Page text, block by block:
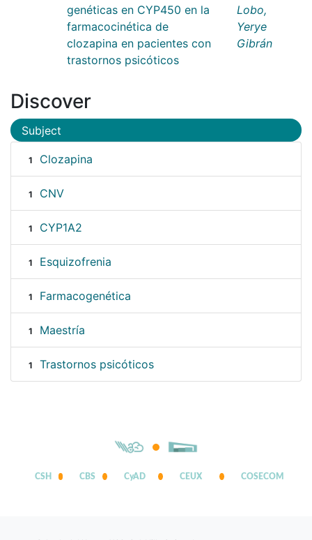
genéticas en CYP450 en la
farmacocinética de
clozapina en pacientes con
trastornos psicóticos
Lobo,
Yerye
Gibrán
Discover
Subject
1 Clozapina
1 CNV
1 CYP1A2
1 Esquizofrenia
1 Farmacogenética
1 Maestría
1 Trastornos psicóticos
CSH CBS CyAD CEUX COSECOM